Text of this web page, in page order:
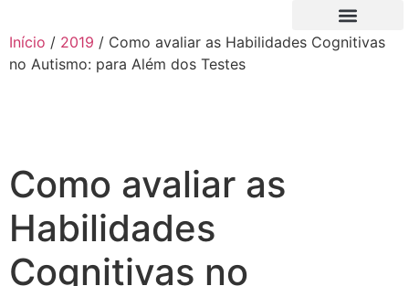
Início / 2019 / Como avaliar as Habilidades Cognitivas
no Autismo: para Além dos Testes
Como avaliar as
Habilidades
Cognitivas no